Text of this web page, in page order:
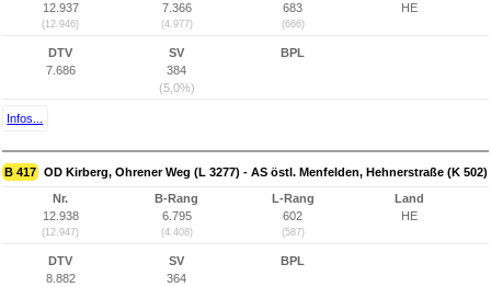
12.937
(12.946)
7.366
(4.977)
683
(666)
HE
DTV
7.686
SV
384
(5,0%)
BPL
Infos...
B 417 OD Kirberg, Ohrener Weg (L 3277) - AS östl. Menfelden, Hehnerstraße (K 502)
Nr.
12.938
(12.947)
B-Rang
6.795
(4.408)
L-Rang
602
(587)
Land
HE
DTV
8.882
SV
364
BPL